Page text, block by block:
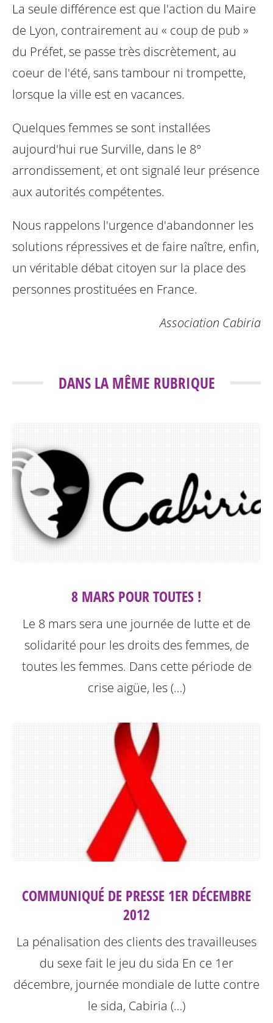
La seule différence est que l'action du Maire
de Lyon, contrairement au « coup de pub »
du Préfet, se passe très discrètement, au
coeur de l'été, sans tambour ni trompette,
lorsque la ville est en vacances.
Quelques femmes se sont installées
aujourd'hui rue Surville, dans le 8°
arrondissement, et ont signalé leur présence
aux autorités compétentes.
Nous rappelons l'urgence d'abandonner les
solutions répressives et de faire naître, enfin,
un véritable débat citoyen sur la place des
personnes prostituées en France.
Association Cabiria
DANS LA MÊME RUBRIQUE
8 MARS POUR TOUTES !
Le 8 mars sera une journée de lutte et de
solidarité pour les droits des femmes, de
toutes les femmes. Dans cette période de
crise aigüe, les (…)
COMMUNIQUÉ DE PRESSE 1ER DÉCEMBRE
2012
La pénalisation des clients des travailleuses
du sexe fait le jeu du sida En ce 1er
décembre, journée mondiale de lutte contre
le sida, Cabiria (…)